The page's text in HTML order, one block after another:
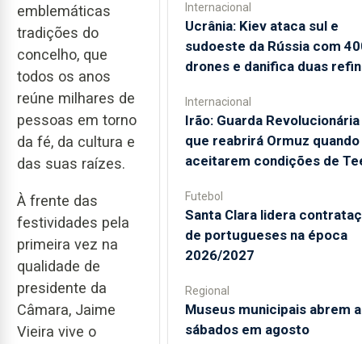
emblemáticas
tradições do
concelho, que
todos os anos
reúne milhares de
pessoas em torno
da fé, da cultura e
das suas raízes.
À frente das
festividades pela
primeira vez na
qualidade de
presidente da
Câmara, Jaime
Vieira vive o
Internacional
Ucrânia: Kiev ataca sul e
sudoeste da Rússia com
drones e danifica duas
Internacional
Irão: Guarda
que reabrirá Ormuz quando
aceitarem condições de
Futebol
Santa Clara lidera
de portugueses na época
2026/2027
Regional
Museus municipais abrem
sábados em agosto